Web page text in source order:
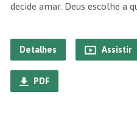
decide amar. Deus escolhe a
Detalhes Assistir
PDF